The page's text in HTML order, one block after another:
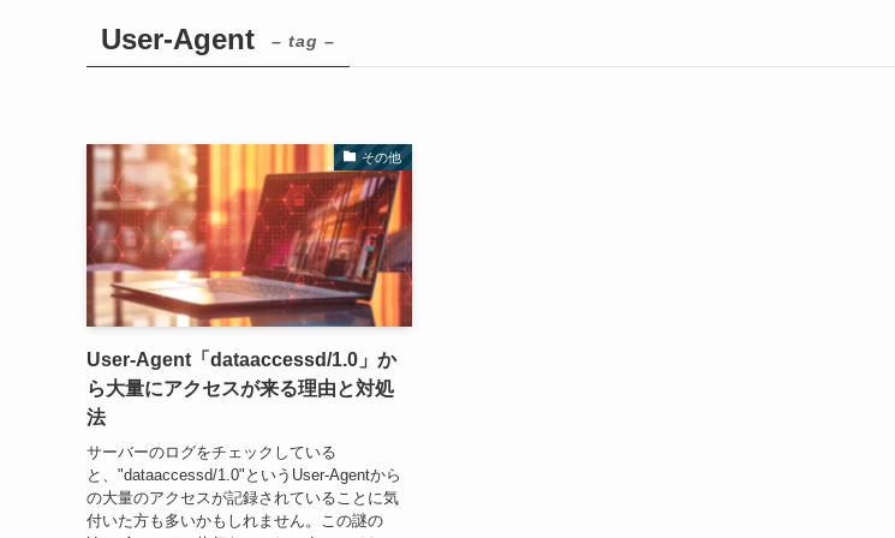
User-Agent – tag –
その他
User-Agent「dataaccessd/1.0」か
ら大量にアクセスが来る理由と対処
法
サーバーのログをチェックしている
と、"dataaccessd/1.0"というUser-Agentから
の大量のアクセスが記録されていることに気
付いた方も多いかもしれません。この謎の